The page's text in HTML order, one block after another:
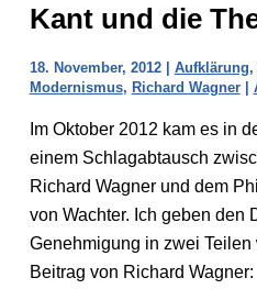
Kant und die
18. November, 2012 | Aufklärung,
Modernismus, Richard Wagner|
Im Oktober 2012 kam es in
einem Schlagabtausch
Richard Wagner und dem
von Wachter. Ich geben den
Genehmigung in zwei Teilen
Beitrag von Richard Wagner: